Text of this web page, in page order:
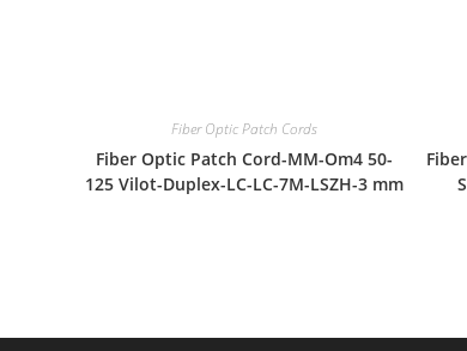
Fiber Optic Patch Cords
Fiber Optic Patch Cord-MM-Om4 50-
125 Vilot-Duplex-LC-LC-7M-LSZH-3 mm